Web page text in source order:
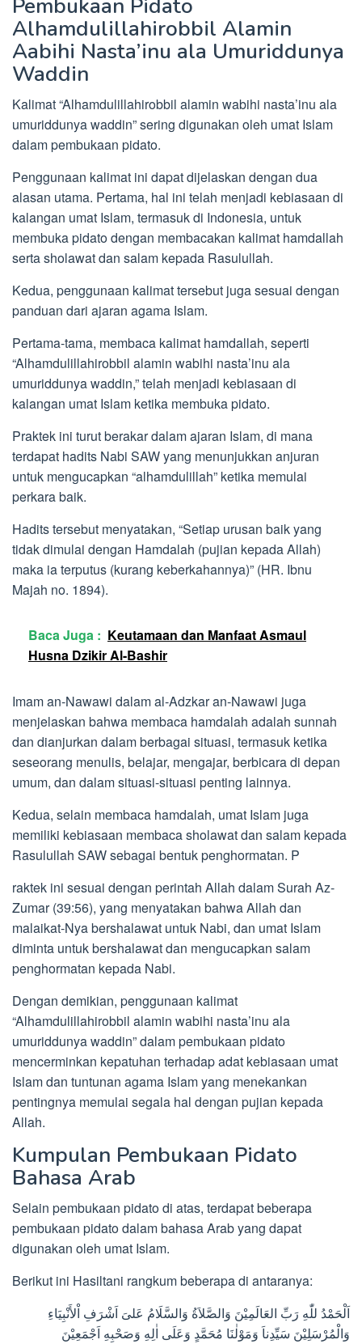
Pembukaan Pidato
Alhamdulillahirobbil Alamin
Aabihi Nasta’inu ala Umuriddunya
Waddin
Kalimat “Alhamdulillahirobbil alamin wabihi nasta’inu ala
umuriddunya waddin” sering digunakan oleh umat Islam
dalam pembukaan pidato.
Penggunaan kalimat ini dapat dijelaskan dengan dua
alasan utama. Pertama, hal ini telah menjadi kebiasaan di
kalangan umat Islam, termasuk di Indonesia, untuk
membuka pidato dengan membacakan kalimat hamdallah
serta sholawat dan salam kepada Rasulullah.
Kedua, penggunaan kalimat tersebut juga sesuai dengan
panduan dari ajaran agama Islam.
Pertama-tama, membaca kalimat hamdallah, seperti
“Alhamdulillahirobbil alamin wabihi nasta’inu ala
umuriddunya waddin,” telah menjadi kebiasaan di
kalangan umat Islam ketika membuka pidato.
Praktek ini turut berakar dalam ajaran Islam, di mana
terdapat hadits Nabi SAW yang menunjukkan anjuran
untuk mengucapkan “alhamdulillah” ketika memulai
perkara baik.
Hadits tersebut menyatakan, “Setiap urusan baik yang
tidak dimulai dengan Hamdalah (pujian kepada Allah)
maka ia terputus (kurang keberkahannya)” (HR. Ibnu
Majah no. 1894).
Baca Juga : Keutamaan dan Manfaat Asmaul
Husna Dzikir Al-Bashir
Imam an-Nawawi dalam al-Adzkar an-Nawawi juga
menjelaskan bahwa membaca hamdalah adalah sunnah
dan dianjurkan dalam berbagai situasi, termasuk ketika
seseorang menulis, belajar, mengajar, berbicara di depan
umum, dan dalam situasi-situasi penting lainnya.
Kedua, selain membaca hamdalah, umat Islam juga
memiliki kebiasaan membaca sholawat dan salam kepada
Rasulullah SAW sebagai bentuk penghormatan. P
raktek ini sesuai dengan perintah Allah dalam Surah Az-
Zumar (39:56), yang menyatakan bahwa Allah dan
malaikat-Nya bershalawat untuk Nabi, dan umat Islam
diminta untuk bershalawat dan mengucapkan salam
penghormatan kepada Nabi.
Dengan demikian, penggunaan kalimat
“Alhamdulillahirobbil alamin wabihi nasta’inu ala
umuriddunya waddin” dalam pembukaan pidato
mencerminkan kepatuhan terhadap adat kebiasaan umat
Islam dan tuntunan agama Islam yang menekankan
pentingnya memulai segala hal dengan pujian kepada
Allah.
Kumpulan Pembukaan Pidato
Bahasa Arab
Selain pembukaan pidato di atas, terdapat beberapa
pembukaan pidato dalam bahasa Arab yang dapat
digunakan oleh umat Islam.
Berikut ini Hasiltani rangkum beberapa di antaranya:
اَلْحَمْدُ للّٰهِ رَبِّ العَالَمِيْنَ وَالصَّلاَةُ وَالسَّلَامُ عَلىَ اَشْرَفِ اْلأَنْبِيَاءِ
وَالْمُرْسَلِيْنَ سَيِّدِناَ وَمَوْلٰنَا مُحَمَّدٍ وَعَلَى اٰلِهِ وَصَحْبِهِ اَجْمَعِيْنَ